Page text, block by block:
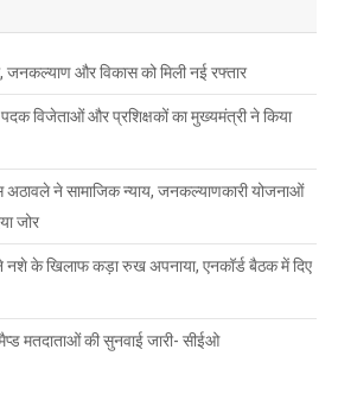
और विकास को मिली नई रफ्तार
विजेताओं और प्रशिक्षकों का मुख्यमंत्री ने किया
अठावले ने सामाजिक न्याय, जनकल्याणकारी योजनाओं
जोर
नशे के खिलाफ कड़ा रुख अपनाया, एनकॉर्ड बैठक में दिए
मतदाताओं की सुनवाई जारी- सीईओ